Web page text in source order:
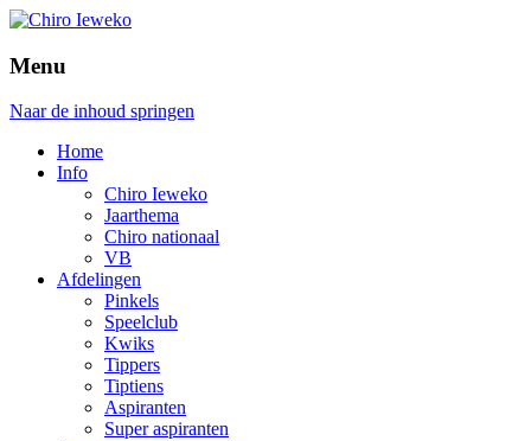
Menu
Naar de inhoud springen
Home
Info
Chiro Ieweko
Jaarthema
Chiro nationaal
VB
Afdelingen
Pinkels
Speelclub
Kwiks
Tippers
Tiptiens
Aspiranten
Super aspiranten